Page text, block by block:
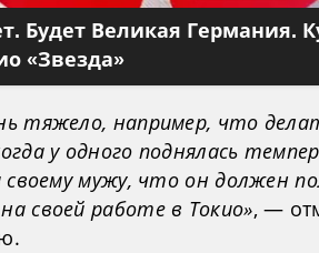
Будет Великая Германия.
«Звезда»
тяжело, например, что
у одного поднялась
своему мужу, что он должен
своей работе в Токио», —